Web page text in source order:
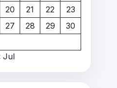
20 21 22
23
27 28 29
30
Jul